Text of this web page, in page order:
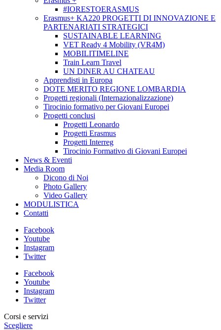
#IORESTOERASMUS
Erasmus+ KA220 PROGETTI DI INNOVAZIONE E
PARTENARIATI STRATEGICI
SUSTAINABLE LEARNING
VET Ready 4 Mobility (VR4M)
MOBILITIMELINE
Train Learn Travel
UN DINER AU CHATEAU
Apprendisti in Europa
DOTE MERITO REGIONE LOMBARDIA
Progetti regionali (Internazionalizzazione)
Tirocinio formativo per Giovani Europei
Progetti conclusi
Progetti Leonardo
Progetti Erasmus
Progetti Interreg
Tirocinio Formativo di Giovani Europei
News & Eventi
Media Room
Dicono di Noi
Photo Gallery
Video Gallery
MODULISTICA
Contatti
Facebook
Youtube
Instagram
Twitter
Facebook
Youtube
Instagram
Twitter
Corsi e servizi
Scegliere